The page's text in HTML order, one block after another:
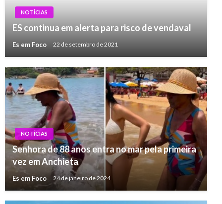
NOTÍCIAS
ES continua em alerta para risco de vendaval
Es em Foco 22 de setembro de 2021
NOTÍCIAS
Senhora de 88 anos entra no mar pela primeira
vez em Anchieta
Es em Foco 24 de janeiro de 2024